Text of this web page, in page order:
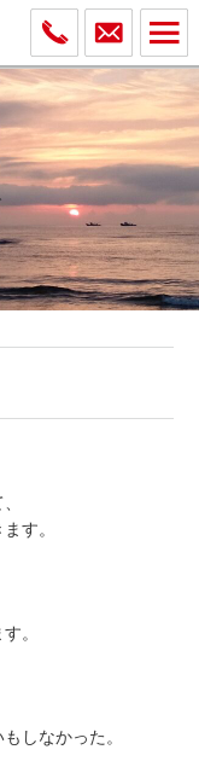
す。
。
しなかった。